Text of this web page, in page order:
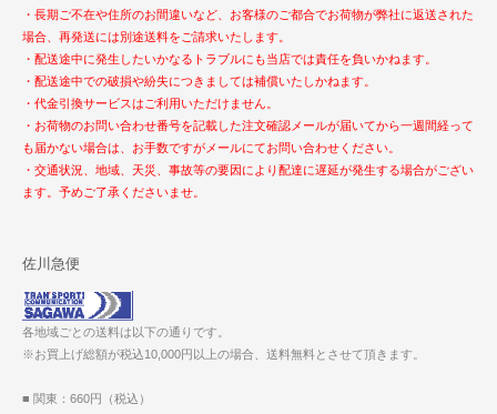
・長期ご不在や住所のお間違いなど、お客様のご都合でお荷物が弊社に返送された
場合、再発送には別途送料をご請求いたします。
・配送途中に発生したいかなるトラブルにも当店では責任を負いかねます。
・配送途中での破損や紛失につきましては補償いたしかねます。
・代金引換サービスはご利用いただけません。
・お荷物のお問い合わせ番号を記載した注文確認メールが届いてから一週間経って
も届かない場合は、お手数ですがメールにてお問い合わせください。
・交通状況、地域、天災、事故等の要因により配達に遅延が発生する場合がござい
ます。予めご了承くださいませ。
佐川急便
各地域ごとの送料は以下の通りです。
※お買上げ総額が税込10,000円以上の場合、送料無料とさせて頂きます。
■ 関東：660円（税込）